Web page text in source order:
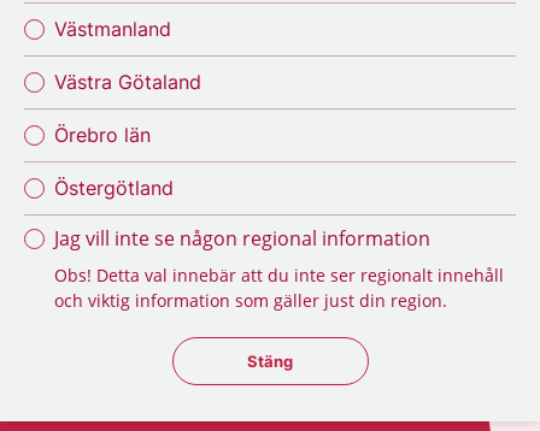
Västmanland
Västra Götaland
Örebro län
Östergötland
Jag vill inte se någon regional information
Obs! Detta val innebär att du inte ser regionalt innehåll
och viktig information som gäller just din region.
Stäng regionsväljaren
Stäng